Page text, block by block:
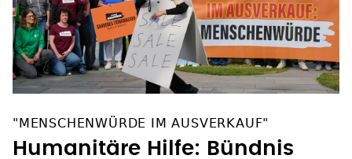
"MENSCHENWÜRDE IM AUSVERKAUF"
Humanitäre Hilfe: Bündnis